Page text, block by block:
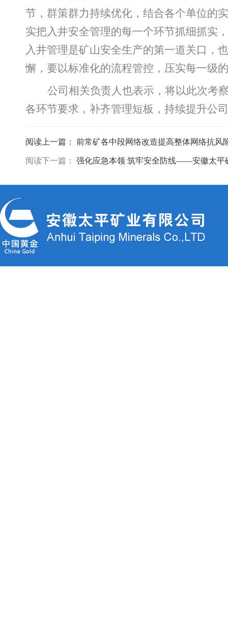
节，群策群力持续优化，结合各个单位的
实把入井安全管理的每一个环节抓细抓实
入井管理是矿山安全生产的第一道关口，
懈，要以标准化的流程管控，压实每一级
公司相关负责人也表示，将以此次考
各环节要求，补齐管理短板，持续提升公
阅读上一篇： 前常矿各中段网络改造提高整体网络抗风
阅读下一篇： 强化应急本领 筑牢安全防线——安徽太平